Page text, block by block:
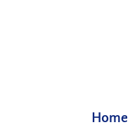
Home